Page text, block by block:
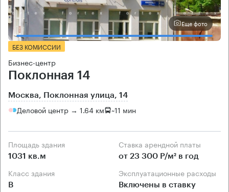
Еще фото
БЕЗ КОМИССИИ
Бизнес-центр
Поклонная 14
Москва, Поклонная улица, 14
Деловой центр → 1.64 км ~11 мин
Площадь здания
1031 кв.м
Ставка арендной платы
от 23 300 Р/м² в год
Класс здания
B
Эксплуатационные расходы
Включены в ставку